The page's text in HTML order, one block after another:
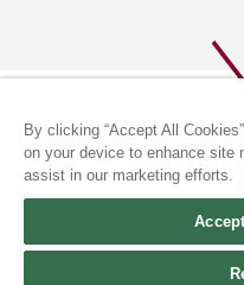
By clicking “Accept All
on your device to enhance site
assist in our marketing efforts.